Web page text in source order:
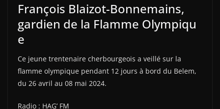
François Blaizot-Bonnemains,
gardien de la Flamme Olympiqu
e
Ce jeune trentenaire cherbourgeois a veillé sur la
flamme olympique pendant 12 jours à bord du Belem,
du 26 avril au 08 mai 2024.
Radio : HAG’ FM